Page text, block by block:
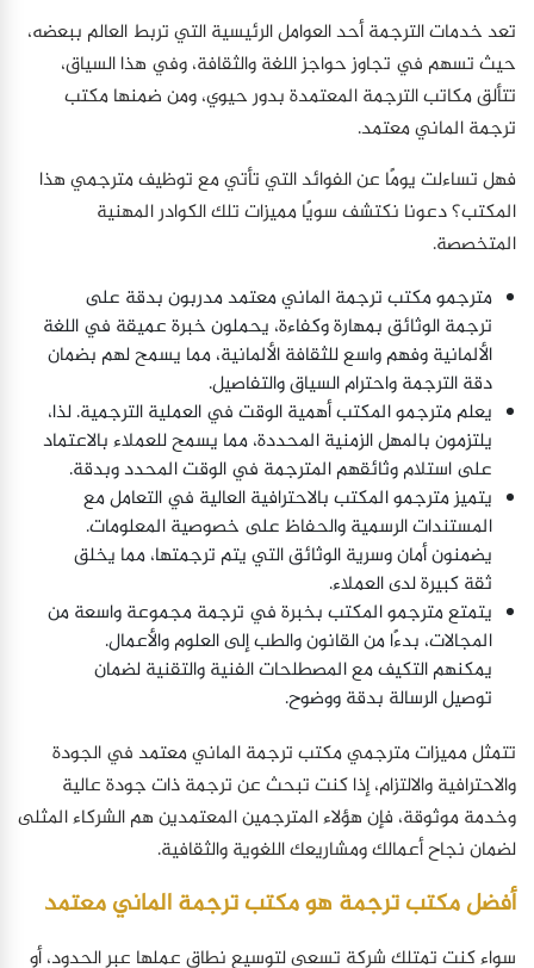
تعد خدمات الترجمة أحد العوامل الرئيسية التي تربط العالم ببعضه،
حيث تسهم في تجاوز حواجز اللغة والثقافة، وفي هذا السياق،
تتألق مكاتب الترجمة المعتمدة بدور حيوي، ومن ضمنها مكتب
ترجمة الماني معتمد.
فهل تساءلت يومًا عن الفوائد التي تأتي مع توظيف مترجمي هذا
المكتب؟ دعونا نكتشف سويًا مميزات تلك الكوادر المهنية
المتخصصة.
مترجمو مكتب ترجمة الماني معتمد مدربون بدقة على
ترجمة الوثائق بمهارة وكفاءة، يحملون خبرة عميقة في اللغة
الألمانية وفهم واسع للثقافة الألمانية، مما يسمح لهم بضمان
دقة الترجمة واحترام السياق والتفاصيل.
يعلم مترجمو المكتب أهمية الوقت في العملية الترجمية. لذا،
يلتزمون بالمهل الزمنية المحددة، مما يسمح للعملاء بالاعتماد
على استلام وثائقهم المترجمة في الوقت المحدد وبدقة.
يتميز مترجمو المكتب بالاحترافية العالية في التعامل مع
المستندات الرسمية والحفاظ على خصوصية المعلومات.
يضمنون أمان وسرية الوثائق التي يتم ترجمتها، مما يخلق
ثقة كبيرة لدى العملاء.
يتمتع مترجمو المكتب بخبرة في ترجمة مجموعة واسعة من
المجالات، بدءًا من القانون والطب إلى العلوم والأعمال.
يمكنهم التكيف مع المصطلحات الفنية والتقنية لضمان
توصيل الرسالة بدقة ووضوح.
تتمثل مميزات مترجمي مكتب ترجمة الماني معتمد في الجودة
والاحترافية والالتزام، إذا كنت تبحث عن ترجمة ذات جودة عالية
وخدمة موثوقة، فإن هؤلاء المترجمين المعتمدين هم الشركاء المثلى
لضمان نجاح أعمالك ومشاريعك اللغوية والثقافية.
أفضل مكتب ترجمة هو مكتب ترجمة الماني معتمد
سواء كنت تمتلك شركة تسعى لتوسيع نطاق عملها عبر الحدود، أو